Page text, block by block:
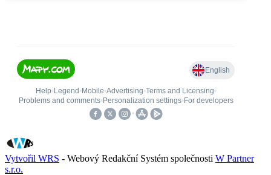
Vytvořil WRS - Webový Redakční Systém společnosti W Partner
s.r.o.